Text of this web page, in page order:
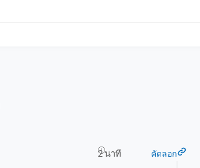
2 นาที คัดลอก